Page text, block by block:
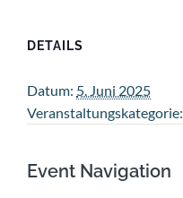
DETAILS
Datum: 5. Juni 2025
Veranstaltungskategorie:
Event Navigation